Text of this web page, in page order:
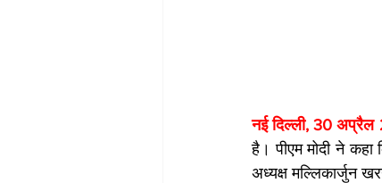
नई दिल्ली, 30
है। पीएम मोदी ने
अध्यक्ष मल्लिकार्जुन